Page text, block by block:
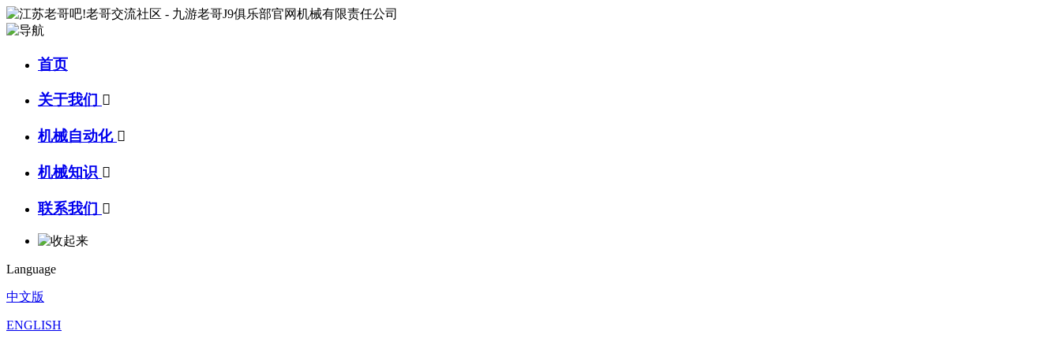
首页
关于我们 
机械自动化 
机械知识 
联系我们 
Language
中文版
ENGLISH